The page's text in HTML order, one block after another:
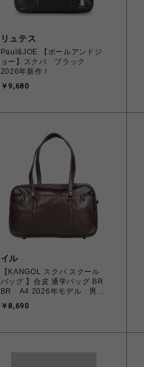
リュテス
Paul&JOE 【ポールアンドジ
ョー】スクバ ブラック
2026年新作！
￥9,680
イル
【KANGOL スクバ スクール
バッグ 】合皮 通学バッグ BR
BR A4 2026年モデル 男女
￥8,690